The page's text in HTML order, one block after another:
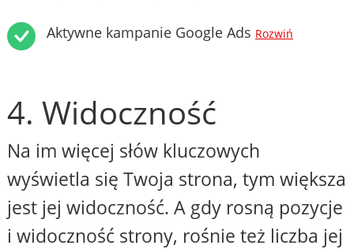
Aktywne kampanie Google Ads Rozwiń
4. Widoczność
Na im więcej słów kluczowych
wyświetla się Twoja strona, tym większa
jest jej widoczność. A gdy rosną pozycje
i widoczność strony, rośnie też liczba jej